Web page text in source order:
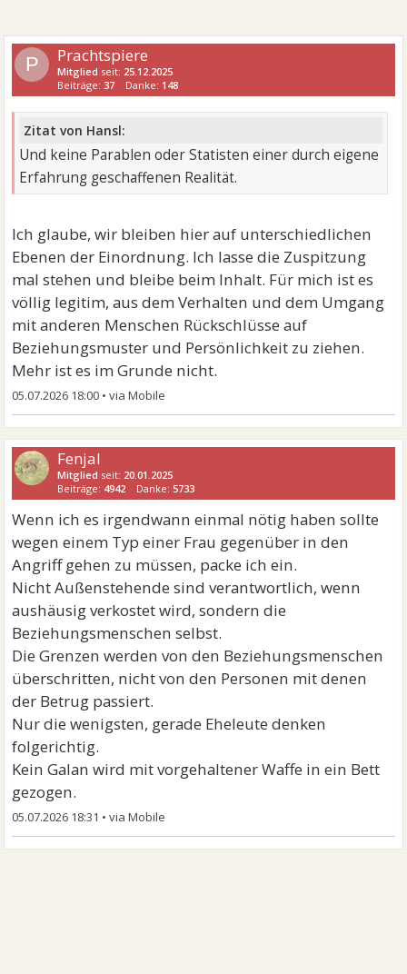
P Prachtspiere
Mitglied seit: 25.12.2025
Beiträge:37 Danke: 148
Zitat von Hansl:
Und keine Parablen oder Statisten einer durch eigene
Erfahrung geschaffenen Realität.
Ich glaube, wir bleiben hier auf unterschiedlichen
Ebenen der Einordnung. Ich lasse die Zuspitzung
mal stehen und bleibe beim Inhalt. Für mich ist es
völlig legitim, aus dem Verhalten und dem Umgang
mit anderen Menschen Rückschlüsse auf
Beziehungsmuster und Persönlichkeit zu ziehen.
Mehr ist es im Grunde nicht.
05.07.2026 18:00 •
Fenjal
Mitglied seit: 20.01.2025
Beiträge: 4942 Danke: 5733
Wenn ich es irgendwann einmal nötig haben sollte
wegen einem Typ einer Frau gegenüber in den
Angriff gehen zu müssen, packe ich ein.
Nicht Außenstehende sind verantwortlich, wenn
aushäusig verkostet wird, sondern die
Beziehungsmenschen selbst.
Die Grenzen werden von den Beziehungsmenschen
überschritten, nicht von den Personen mit denen
der Betrug passiert.
Nur die wenigsten, gerade Eheleute denken
folgerichtig.
Kein Galan wird mit vorgehaltener Waffe in ein Bett
gezogen.
05.07.2026 18:31 •